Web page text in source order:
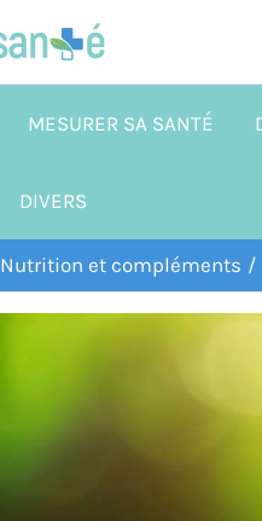
MESURER SA SANTÉ
DIVERS
Nutrition et compléments